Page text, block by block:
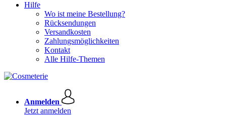
Hilfe
Wo ist meine Bestellung?
Rücksendungen
Versandkosten
Zahlungsmöglichkeiten
Kontakt
Alle Hilfe-Themen
Anmelden
Jetzt anmelden